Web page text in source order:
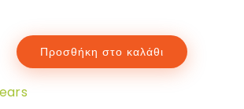
Προσθήκη στο καλάθι